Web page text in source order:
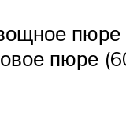
пюре
пюре